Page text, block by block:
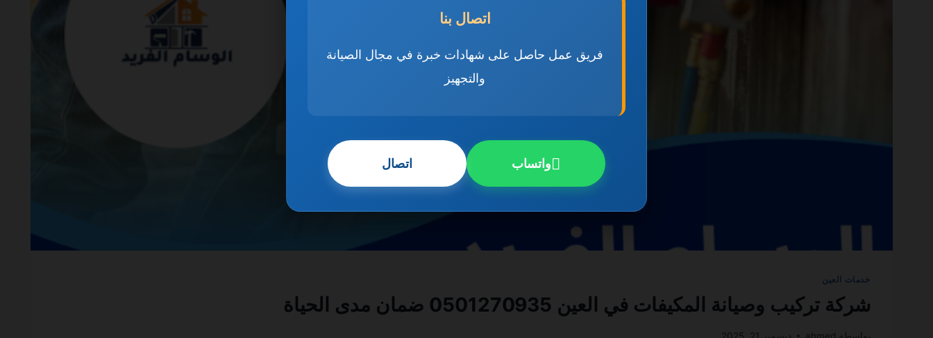
خدمات العين
شركة تركيب وصيانة المكيفات في العين 0501270935 ضمان مدى الحياة
اتصال بنا
فريق عمل حاصل على شهادات خبرة في مجال الصيانة
والتجهيز
واتساب اتصال